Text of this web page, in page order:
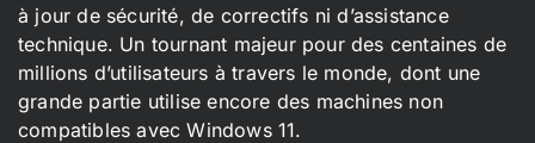
à jour de sécurité, de correctifs ni d’assistance
technique. Un tournant majeur pour des centaines de
millions d’utilisateurs à travers le monde, dont une
grande partie utilise encore des machines non
compatibles avec Windows 11.